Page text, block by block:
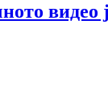
видео